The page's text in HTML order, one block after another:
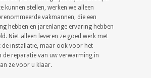
kunnen stellen, werken we alleen
vakmannen, die een
hebben en jarenlange ervaring hebben
Niet alleen leveren ze goed werk met
de installatie, maar ook voor het
de reparatie van uw verwarming in
ze voor u klaar.